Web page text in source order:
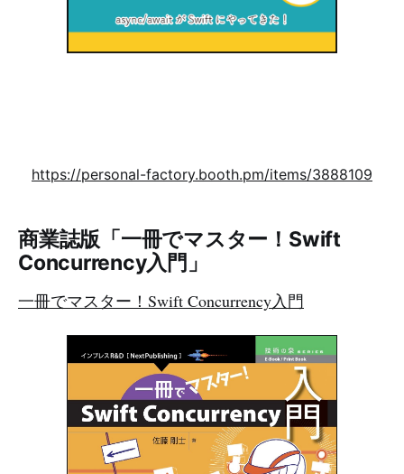
https://personal-factory.booth.pm/items/3888109
商業誌版「一冊でマスター！Swift
Concurrency入門」
一冊でマスター！Swift Concurrency入門